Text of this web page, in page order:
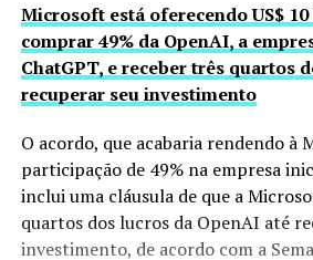
Microsoft está oferecendo US$
comprar 49% da OpenAI, a
ChatGPT, e receber três quartos
recuperar seu investimento
O acordo, que acabaria rendendo à
participação de 49% na empresa
inclui uma cláusula de que a
quartos dos lucros da OpenAI até
investimento, de acordo com a